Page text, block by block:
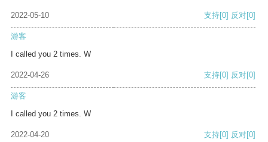
2022-05-10 支持[0] 反对[0]
游客
I called you 2 times. W
2022-04-26 支持[0] 反对[0]
游客
I called you 2 times. W
2022-04-20 支持[0] 反对[0]